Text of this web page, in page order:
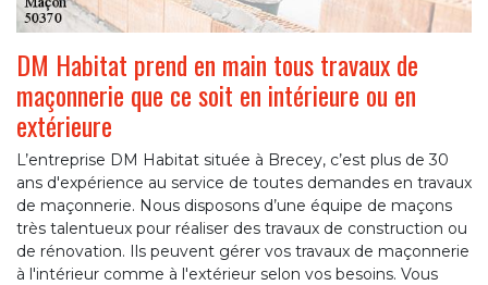
DM Habitat prend en main tous travaux de
maçonnerie que ce soit en intérieure ou en
extérieure
L’entreprise DM Habitat située à Brecey, c’est plus de 30
ans d'expérience au service de toutes demandes en travaux
de maçonnerie. Nous disposons d’une équipe de maçons
très talentueux pour réaliser des travaux de construction ou
de rénovation. Ils peuvent gérer vos travaux de maçonnerie
à l'intérieur comme à l'extérieur selon vos besoins. Vous